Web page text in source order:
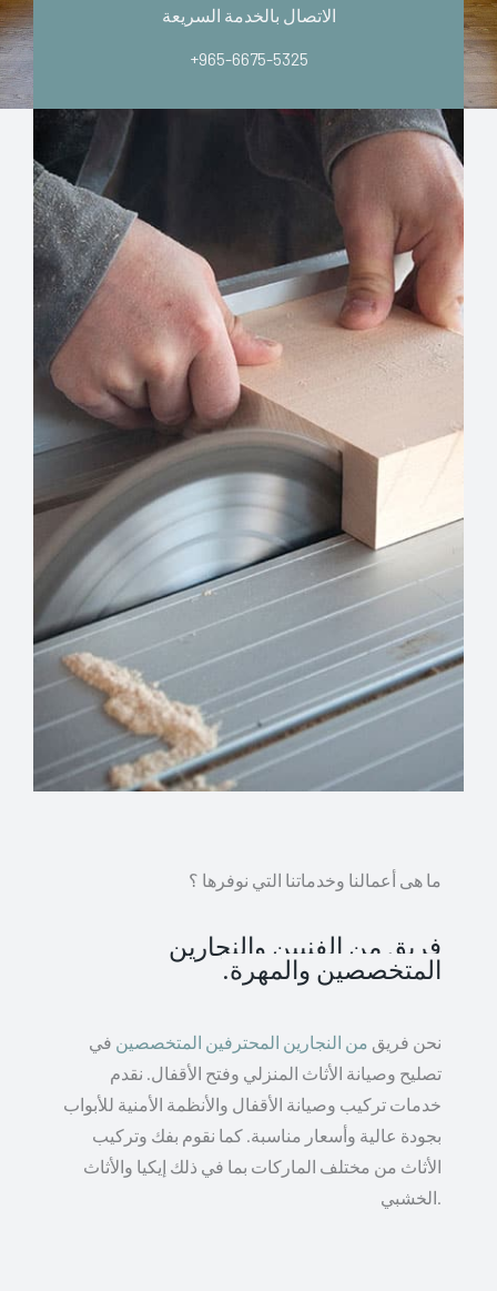
الاتصال بالخدمة السريعة
+965-6675-5325
ما هى أعمالنا وخدماتنا التي نوفرها ؟
فريق من الفنيين والنجارين
المتخصصين والمهرة.
نحن فريق من النجارين المحترفين المتخصصين في
تصليح وصيانة الأثاث المنزلي وفتح الأقفال. نقدم
خدمات تركيب وصيانة الأقفال والأنظمة الأمنية للأبواب
بجودة عالية وأسعار مناسبة. كما نقوم بفك وتركيب
الأثاث من مختلف الماركات بما في ذلك إيكيا والأثاث
الخشبي.